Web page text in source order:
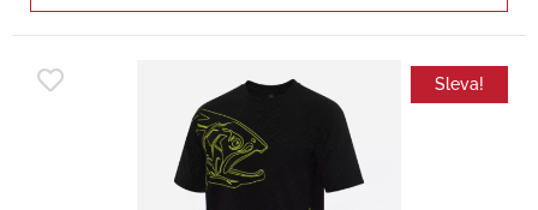
Sleva!